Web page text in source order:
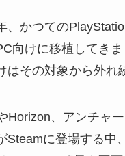
、かつての
向けに移植してき
はその対象から外れ
Horizon、アンチャ
Steamに登場する中